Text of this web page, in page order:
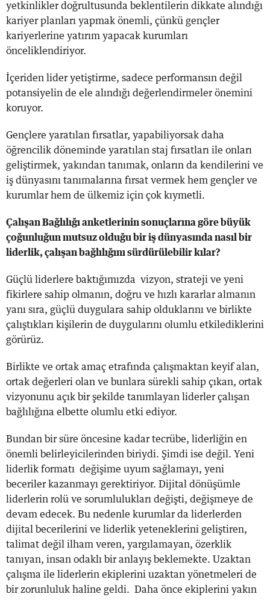
yetkinlikler doğrultusunda beklentilerin dikkate alındığı
kariyer planları yapmak önemli, çünkü gençler
kariyerlerine yatırım yapacak kurumları
önceliklendiriyor.
İçeriden lider yetiştirme, sadece performansın değil
potansiyelin de ele alındığı değerlendirmeler önemini
koruyor.
Gençlere yaratılan fırsatlar, yapabiliyorsak daha
öğrencilik döneminde yaratılan staj fırsatları ile onları
geliştirmek, yakından tanımak, onların da kendilerini ve
iş dünyasını tanımalarına fırsat vermek hem gençler ve
kurumlar hem de ülkemiz için çok kıymetli.
Çalışan Bağlılığı anketlerinin sonuçlarına göre büyük
çoğunluğun mutsuz olduğu bir iş dünyasında nasıl bir
liderlik, çalışan bağlılığını sürdürülebilir kılar?
Güçlü liderlere baktığımızda vizyon, strateji ve yeni
fikirlere sahip olmanın, doğru ve hızlı kararlar almanın
yanı sıra, güçlü duygulara sahip olduklarını ve birlikte
çalıştıkları kişilerin de duygularını olumlu etkilediklerini
görürüz.
Birlikte ve ortak amaç etrafında çalışmaktan keyif alan,
ortak değerleri olan ve bunlara sürekli sahip çıkan, ortak
vizyonunu açık bir şekilde tanımlayan liderler çalışan
bağlılığına elbette olumlu etki ediyor.
Bundan bir süre öncesine kadar tecrübe, liderliğin en
önemli belirleyicilerinden biriydi. Şimdi ise değil. Yeni
liderlik formatı değişime uyum sağlamayı, yeni
beceriler kazanmayı gerektiriyor. Dijital dönüşümle
liderlerin rolü ve sorumlulukları değişti, değişmeye de
devam edecek. Bu nedenle kurumlar da liderlerden
dijital becerilerini ve liderlik yeteneklerini geliştiren,
talimat değil ilham veren, yargılamayan, özerklik
tanıyan, insan odaklı bir anlayış beklemekte. Uzaktan
çalışma ile liderlerin ekiplerini uzaktan yönetmeleri de
bir zorunluluk haline geldi. Daha önce ekiplerini yakın